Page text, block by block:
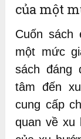
của một
Cuốn sách
một mức
sách đáng
tâm đến
cung cấp
quan về xu